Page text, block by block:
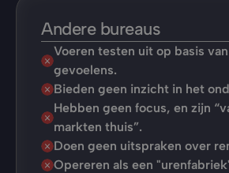
Andere bureaus
Voeren testen uit op basis
gevoelens.
Bieden geen inzicht in het
Hebben geen focus, en zijn
markten thuis”.
Doen geen uitspraken over
Opereren als een